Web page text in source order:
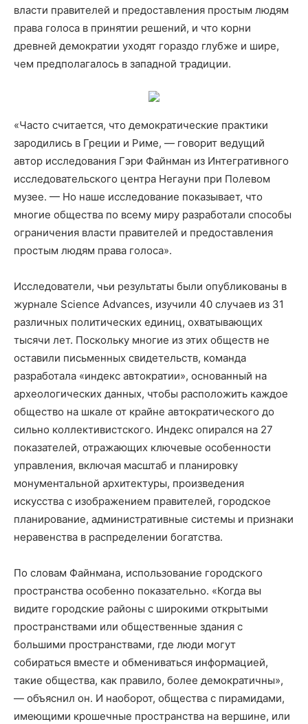
власти правителей и предоставления простым людям
права голоса в принятии решений, и что корни
древней демократии уходят гораздо глубже и шире,
чем предполагалось в западной традиции.
«Часто считается, что демократические практики
зародились в Греции и Риме, — говорит ведущий
автор исследования Гэри Файнман из Интегративного
исследовательского центра Негауни при Полевом
музее. — Но наше исследование показывает, что
многие общества по всему миру разработали способы
ограничения власти правителей и предоставления
простым людям права голоса».
Исследователи, чьи результаты были опубликованы в
журнале Science Advances, изучили 40 случаев из 31
различных политических единиц, охватывающих
тысячи лет. Поскольку многие из этих обществ не
оставили письменных свидетельств, команда
разработала «индекс автократии», основанный на
археологических данных, чтобы расположить каждое
общество на шкале от крайне автократического до
сильно коллективистского. Индекс опирался на 27
показателей, отражающих ключевые особенности
управления, включая масштаб и планировку
монументальной архитектуры, произведения
искусства с изображением правителей, городское
планирование, административные системы и признаки
неравенства в распределении богатства.
По словам Файнмана, использование городского
пространства особенно показательно. «Когда вы
видите городские районы с широкими открытыми
пространствами или общественные здания с
большими пространствами, где люди могут
собираться вместе и обмениваться информацией,
такие общества, как правило, более демократичны»,
— объяснил он. И наоборот, общества с пирамидами,
имеющими крошечные пространства на вершине, или